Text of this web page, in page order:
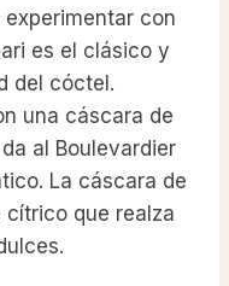
con
es el clásico y
del cóctel.
una cáscara de
al Boulevardier
La cáscara de
cítrico que realza